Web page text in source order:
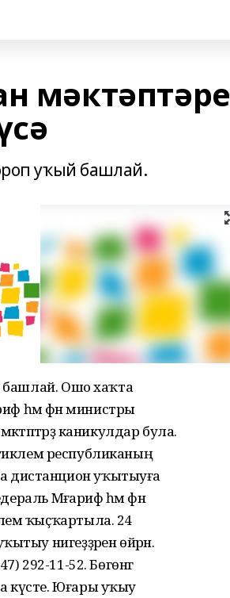
мәктәптәре
уҡый башлай.
башлай. Ошо хаҡта
һәм фән министры
каникулдар була.
тиклем республиканың
дистанцион уҡытыуға
Мәғариф һәм фән
ҡыҫҡартыла. 24
нигеҙҙәрен өйрәнә.
292-11-52. Бөгөнгә
күсте. Юғары уҡыу